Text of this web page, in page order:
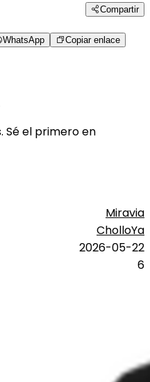
Compartir
WhatsApp Copiar enlace
Sé el primero en
Miravia
CholloYa
2026-05-22
6